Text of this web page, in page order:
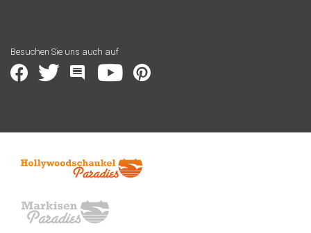
Besuchen Sie uns auch auf